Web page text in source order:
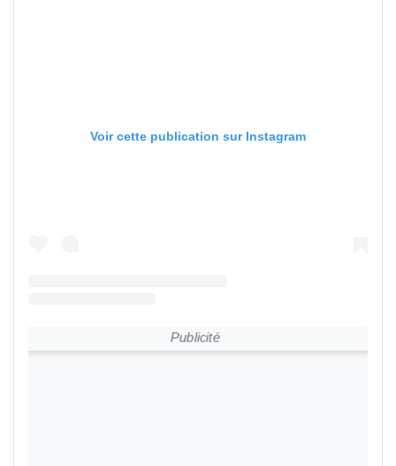
Voir cette publication sur Instagram
Publicité